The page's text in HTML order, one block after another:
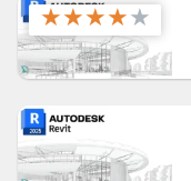
★★★★★